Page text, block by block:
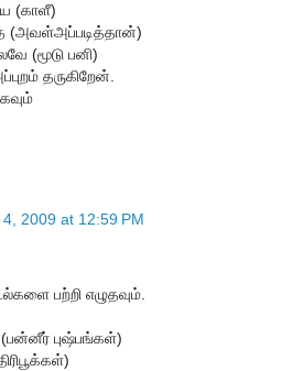
(காளீ)
(அவள்அப்படித்தான்)
(மூடு பனி)
தருகிறேன்.
2009 at 12:59 PM
பற்றி எழுதவும்.
புஷ்பங்கள்)